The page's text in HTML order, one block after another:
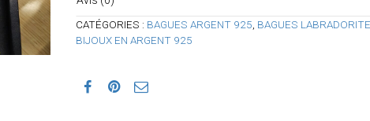
CATÉGORIES : BAGUES ARGENT 925 BAGUES LABRADORITE
BIJOUX EN ARGENT 925